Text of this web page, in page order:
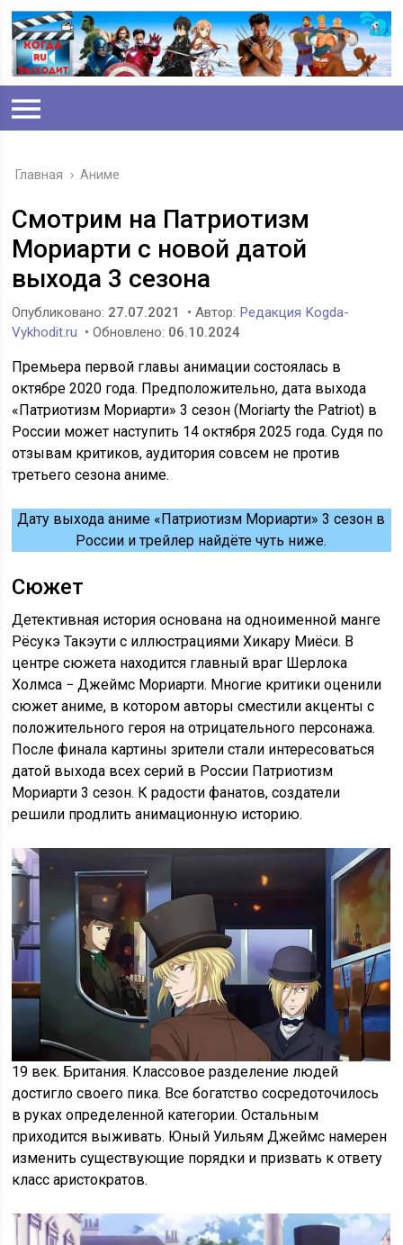
Главная › Аниме
Смотрим на Патриотизм
Мориарти с новой датой
выхода 3 сезона
Опубликовано: 27.07.2021 • Автор: Редакция Kogda-
Vykhodit.ru • Обновлено: 06.10.2024
Премьера первой главы анимации состоялась в
октябре 2020 года. Предположительно, дата выхода
«Патриотизм Мориарти» 3 сезон (Moriarty the Patriot) в
России может наступить 14 октября 2025 года. Судя по
отзывам критиков, аудитория совсем не против
третьего сезона аниме.
Дату выхода аниме «Патриотизм Мориарти» 3 сезон в
России и трейлер найдёте чуть ниже.
Сюжет
Детективная история основана на одноименной манге
Рёсукэ Такэути с иллюстрациями Хикару Миёси. В
центре сюжета находится главный враг Шерлока
Холмса − Джеймс Мориарти. Многие критики оценили
сюжет аниме, в котором авторы сместили акценты с
положительного героя на отрицательного персонажа.
После финала картины зрители стали интересоваться
датой выхода всех серий в России Патриотизм
Мориарти 3 сезон. К радости фанатов, создатели
решили продлить анимационную историю.
19 век. Британия. Классовое разделение людей
достигло своего пика. Все богатство сосредоточилось
в руках определенной категории. Остальным
приходится выживать. Юный Уильям Джеймс намерен
изменить существующие порядки и призвать к ответу
класс аристократов.